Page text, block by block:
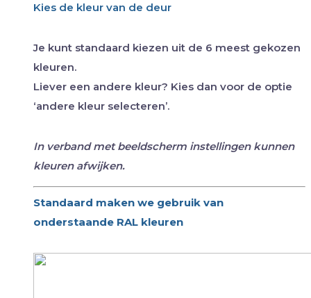
Kies de kleur van de deur
Je kunt standaard kiezen uit de 6 meest gekozen
kleuren.
Liever een andere kleur? Kies dan voor de optie
‘andere kleur selecteren’.
In verband met beeldscherm instellingen kunnen
kleuren afwijken.
Standaard maken we gebruik van
onderstaande RAL kleuren